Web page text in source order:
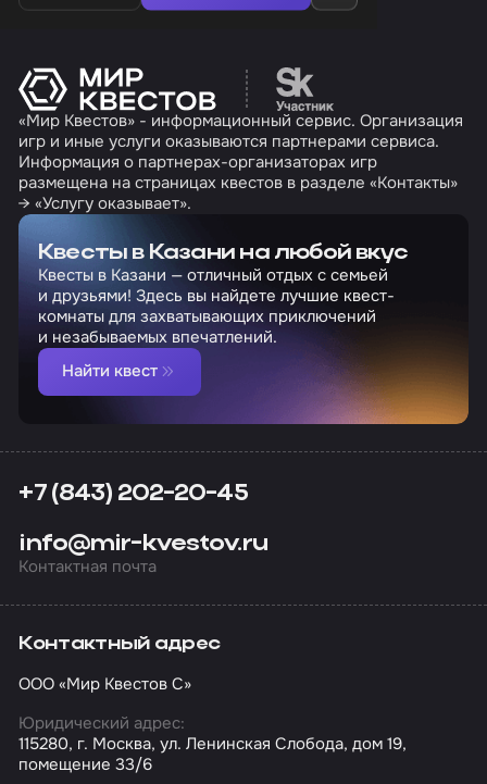
Перейти на сайт
«Мир Квестов» - информационный сервис. Организация
игр и иные услуги оказываются партнерами сервиса.
Информация о партнерах-организаторах игр
размещена на страницах квестов в разделе «Контакты»
→ «Услугу оказывает».
Квесты в Казани на любой вкус
Квесты в Казани — отличный отдых с семьей
и друзьями! Здесь вы найдете лучшие квест-
комнаты для захватывающих приключений
и незабываемых впечатлений.
Найти квест
+7 (843) 202-20-45
info@mir-kvestov.ru
Контактная почта
Контактный адрес
ООО «Мир Квестов С»
Юридический адрес:
115280, г. Москва, ул. Ленинская Слобода, дом 19,
помещение 33/6